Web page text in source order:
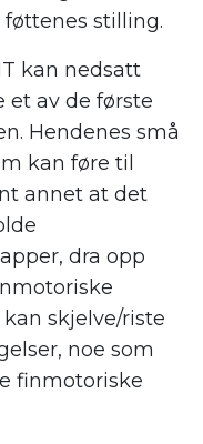
stilling.
kan nedsatt
av de første
Hendenes små
kan føre til
annet at det
dra opp
skjelve/riste
noe som
finmotoriske